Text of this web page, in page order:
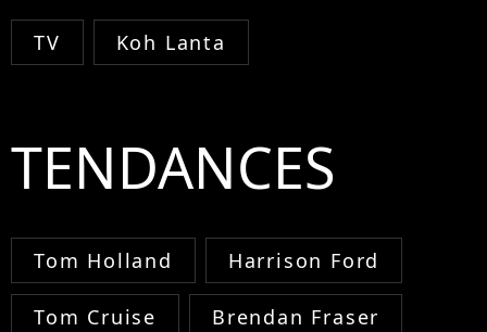
TV Koh Lanta
TENDANCES
Tom Holland Harrison Ford
Tom Cruise Brendan Fraser